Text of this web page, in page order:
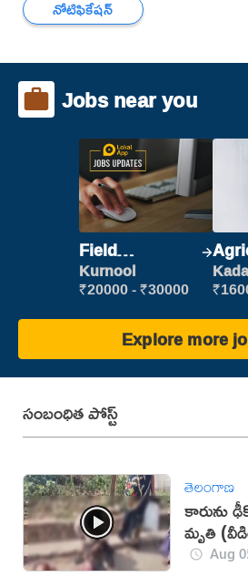
నోటిఫికేషన్
Jobs near you
Field
Marketing
Executive
Kurnool
₹20000 - ₹30000
Explore more
సంబంధిత పోస్ట్
తెలంగాణ
కారును
మృతి
Aug